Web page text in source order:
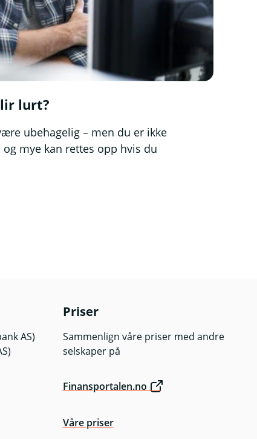
lurt?
ubehagelig – men du er ikke
mye kan rettes opp hvis du
AS)
Priser
Sammenlign våre priser med andre
selskaper på
Finansportalen.no
Våre priser